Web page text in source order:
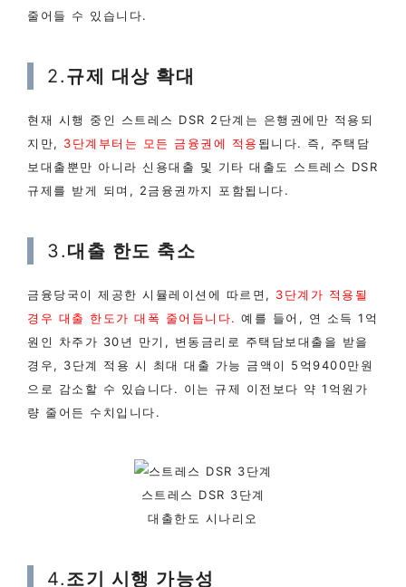
줄어들 수 있습니다.
2.규제 대상 확대
현재 시행 중인 스트레스 DSR 2단계는 은행권에만 적용되
지만, 3단계부터는 모든 금융권에 적용 됩니다. 즉, 주택담
보대출뿐만 아니라 신용대출 및 기타 대출도 스트레스 DSR
규제를 받게 되며, 2금융권까지 포함됩니다.
3.대출 한도 축소
금융당국이 제공한 시뮬레이션에 따르면, 3단계가 적용될
경우 대출 한도가 대폭 줄어듭니다. 예를 들어, 연 소득 1억
원인 차주가 30년 만기, 변동금리로 주택담보대출을 받을
경우, 3단계 적용 시 최대 대출 가능 금액이 5억9400만원
으로 감소할 수 있습니다. 이는 규제 이전보다 약 1억원가
량 줄어든 수치입니다.
스트레스 DSR 3단계
대출한도 시나리오
4.조기 시행 가능성